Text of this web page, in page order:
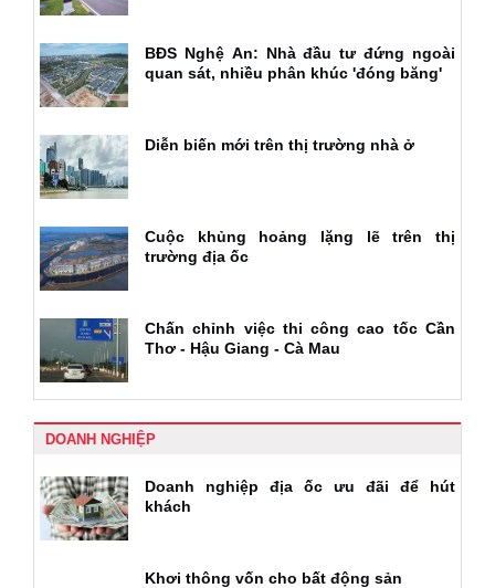
BĐS Nghệ An: Nhà đầu tư đứng ngoài
quan sát, nhiều phân khúc 'đóng băng'
Diễn biến mới trên thị trường nhà ở
Cuộc khủng hoảng lặng lẽ trên thị
trường địa ốc
Chấn chỉnh việc thi công cao tốc Cần
Thơ - Hậu Giang - Cà Mau
DOANH NGHIỆP
Doanh nghiệp địa ốc ưu đãi để hút
khách
Khơi thông vốn cho bất động sản